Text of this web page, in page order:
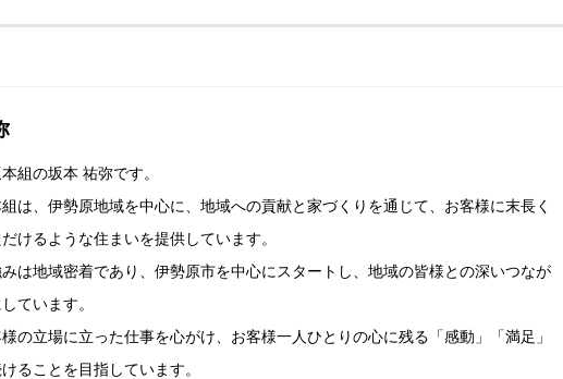
組の坂本 祐弥です。
は、伊勢原地域を中心に、地域への貢献と家づくりを通じて、お客様に末長く
けるような住まいを提供しています。
は地域密着であり、伊勢原市を中心にスタートし、地域の皆様との深いつなが
ています。
の立場に立った仕事を心がけ、お客様一人ひとりの心に残る「感動」「満足」
ることを目指しています。